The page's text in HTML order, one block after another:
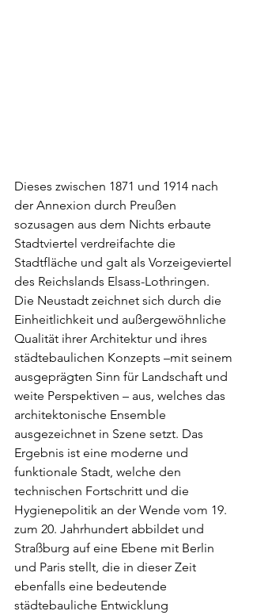
Dieses zwischen 1871 und 1914 nach
der Annexion durch Preußen
sozusagen aus dem Nichts erbaute
Stadtviertel verdreifachte die
Stadtfläche und galt als Vorzeigeviertel
des Reichslands Elsass-Lothringen.
Die Neustadt zeichnet sich durch die
Einheitlichkeit und außergewöhnliche
Qualität ihrer Architektur und ihres
städtebaulichen Konzepts –mit seinem
ausgeprägten Sinn für Landschaft und
weite Perspektiven – aus, welches das
architektonische Ensemble
ausgezeichnet in Szene setzt. Das
Ergebnis ist eine moderne und
funktionale Stadt, welche den
technischen Fortschritt und die
Hygienepolitik an der Wende vom 19.
zum 20. Jahrhundert abbildet und
Straßburg auf eine Ebene mit Berlin
und Paris stellt, die in dieser Zeit
ebenfalls eine bedeutende
städtebauliche Entwicklung